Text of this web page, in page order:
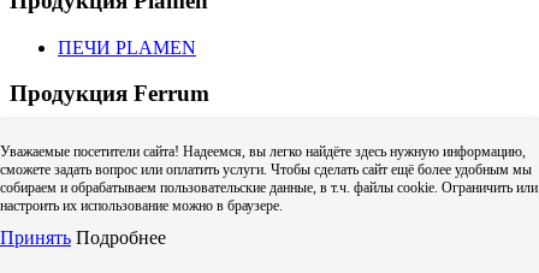
ПЕЧИ PLAMEN
Продукция Ferrum
CRAFT GS | GS-50 (для газовых котлов)
CRAFT HF | HF-50 (для твердого топлива)
Craft HF (одностенный дымоход)
Уважаемые посетители сайта! Надеемся, вы легко найдёте здесь нужную информацию,
сможете задать вопрос или оплатить услуги. Чтобы сделать сайт ещё более удобным мы
собираем и обрабатываем пользовательские данные, в т.ч. файлы cookie. Ограничить или
настроить их использование можно в браузере.
Принять Подробнее